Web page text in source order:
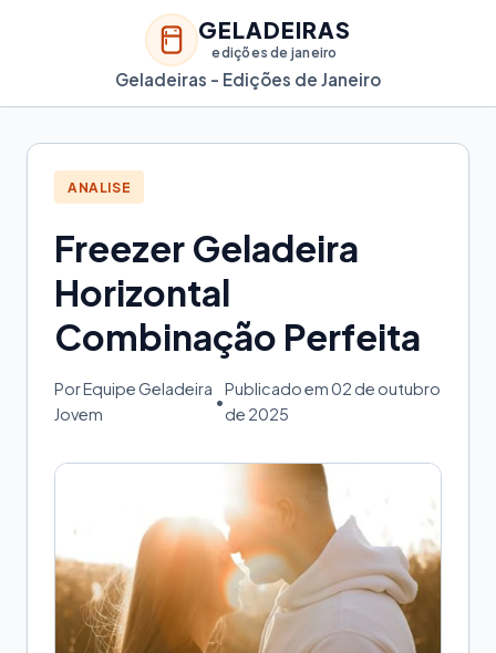
GELADEIRAS
edições de janeiro
Geladeiras - Edições de Janeiro
ANALISE
Freezer Geladeira
Horizontal
Combinação Perfeita
Por Equipe Geladeira
Jovem
•
Publicado em 02 de outubro
de 2025